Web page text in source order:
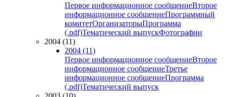
Первое информационное сообщениеВторое
информационное сообщениеПрограммный
комитетОрганизаторыПрограмма
(.pdf)Тематический выпускФотографии
2004 (11)
2004 (11)
Первое информационное сообщениеВторое
информационное сообщениеТретье
информационное сообщениеПрограмма
(.pdf)Тематический выпуск